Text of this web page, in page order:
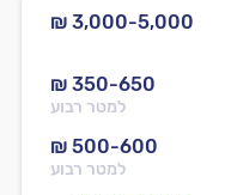
₪ 3,000-5,000
₪ 350-650
למטר רבוע
₪ 500-600
למטר רבוע